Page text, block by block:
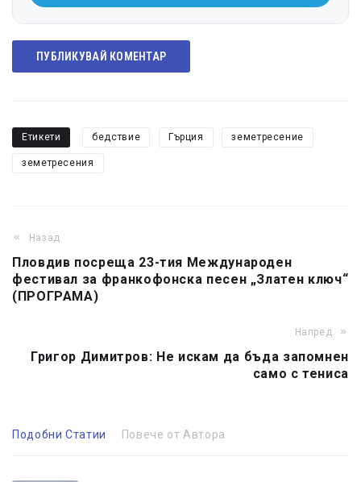
ПУБЛИКУВАЙ КОМЕНТАР
Етикети бедствие Гърция земетресение
земетресения
Назад
Пловдив посреща 23-тия Международен
фестивал за франкофонска песен „Златен ключ“
(ПРОГРАМА)
Напред
Григор Димитров: Не искам да бъда запомнен
само с тениса
Подобни Статии Повече от Автора